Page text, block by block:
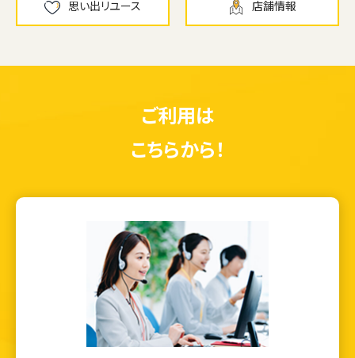
思い出リユース 店舗情報
ご利用は
こちらから！